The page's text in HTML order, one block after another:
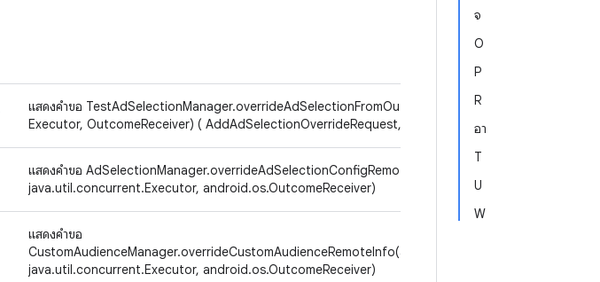
จ
O
P
R
อา
T
U
W
แสดงคําขอ
Executor, OutcomeReceiver) ( AddAdSelectionOverrideRequest, Executor, OutcomeReceiver)}
แสดงคําขอ
java.util.concurrent.Executor, android.os.OutcomeReceiver)
แสดงคําขอ
java.util.concurrent.Executor, android.os.OutcomeReceiver)